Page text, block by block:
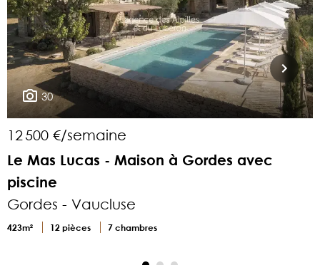
30
12 500 €/semaine
Le Mas Lucas - Maison à Gordes avec
piscine
Gordes - Vaucluse
423m² 12 pièces 7 chambres